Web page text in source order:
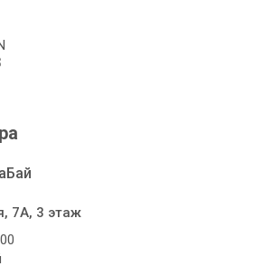
7А, 3 этаж